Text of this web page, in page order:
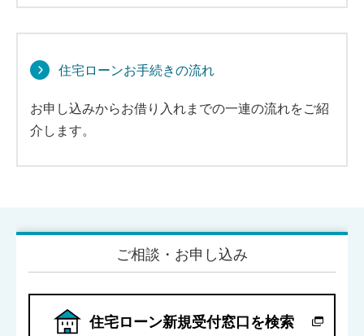
住宅ローンお手続きの流れ
お申し込みからお借り入れまでの一連の流れをご紹
介します。
ご相談・お申し込み
住宅ローン新規受付窓口を検索